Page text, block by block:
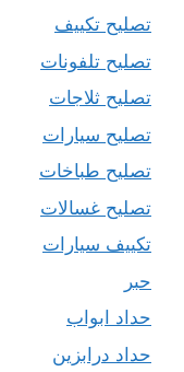
تصليح تكييف
تصليح تلفونات
تصليح ثلاجات
تصليح سيارات
تصليح طباخات
تصليح غسالات
تكييف سيارات
حبر
حداد ابواب
حداد درابزين